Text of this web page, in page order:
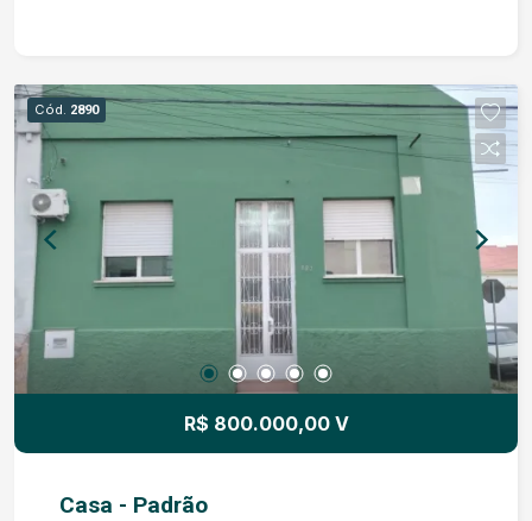
Tudo o que você procura em um único imóvel!
Entre em contato conosco e agende a sua visita!
Oportunidade única!
Cód. 2890
R$ 800.000,00 V
Casa - Padrão